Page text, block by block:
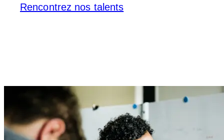
Rencontrez nos talents